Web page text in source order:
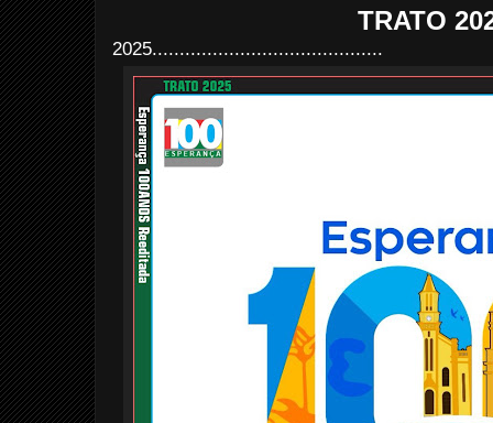
TRATO
2025..........................................